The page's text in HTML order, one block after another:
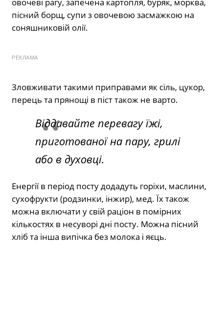
пісний борщ, супи з овочевою засмажкою на
соняшниковій олії.
РЕКЛАМА
Зловживати такими приправами як сіль, цукор,
перець та прянощі в піст також не варто.
Віддавайте перевагу їжі,
приготованої на пару, грилі
або в духовці.
Енергії в період посту додадуть горіхи, маслини,
сухофрукти (родзинки, інжир), мед. Їх також
можна включати у свій раціон в помірних
кількостях в несуворі дні посту. Можна пісний
хліб та інша випічка без молока і яєць.